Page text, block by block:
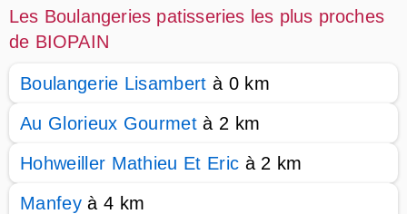
Les Boulangeries patisseries les plus proches
de BIOPAIN
Boulangerie Lisambert à 0 km
Au Glorieux Gourmet à 2 km
Hohweiller Mathieu Et Eric à 2 km
Manfeyà 4 km